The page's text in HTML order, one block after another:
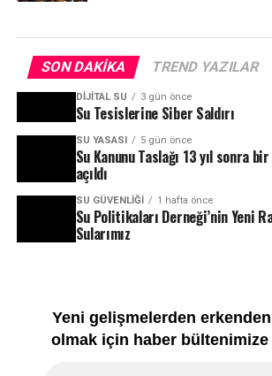
SON DAKIKA TREND YAZILAR
DIJITAL SU 3 gün önce
Su Tesislerine Siber Saldırı
SU YASASI 5 gün önce
Su Kanunu Taslağı 13 yıl sonra
açıldı
SU GÜVENLIĞI 1 hafta önce
Su Politikaları Derneği’nin Yeni
Sularımız
Yeni gelişmelerden
olmak için haber